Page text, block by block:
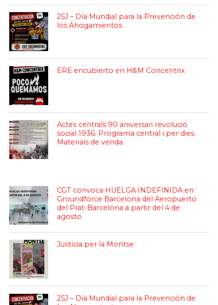
25J – Día Mundial para la Prevención de
los Ahogamientos
ERE encubierto en H&M Concentrix
Actes centrals 90 aniversari revolució
social 1936. Programa central i per dies.
Materials de venda.
CGT convoca HUELGA INDEFINIDA en
Groundforce Barcelona del Aeropuerto
del Prat-Barcelona a partir del 4 de
agosto
Justícia per la Montse
25J – Día Mundial para la Prevención de